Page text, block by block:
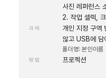
사진 레퍼런스
2. 작업 셀렉,
과제
개인 지정 구역
않고 USB에 담
폴더명: 본인이름
방법 프로젝션